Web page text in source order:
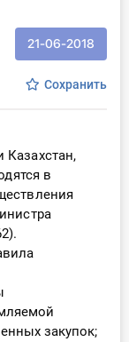
21-06-2018
Сохранить
Казахстан,
в
закупок;